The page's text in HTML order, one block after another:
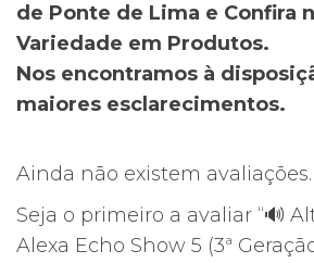
de Ponte de Lima e Confira
Variedade em Produtos.
Nos encontramos à
maiores esclarecimentos.
Ainda não existem avaliações.
Seja o primeiro a avaliar “🔊
Alexa Echo Show 5 (3ª